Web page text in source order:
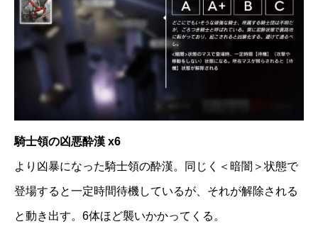
騎士領の凶悪酔漢 x6
より凶暴になった騎士領の酔漢。同じく＜暗闇＞状態で
登場すると一定時間待機しているが、それが解除される
と動き出す。6体ほど襲いかかってくる。